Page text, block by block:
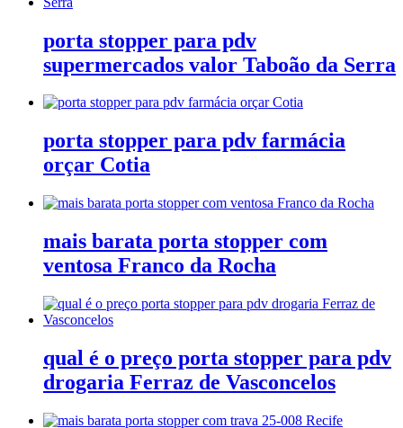
porta stopper para pdv
supermercados valor Taboão da Serra
porta stopper para pdv farmácia
orçar Cotia
mais barata porta stopper com
ventosa Franco da Rocha
qual é o preço porta stopper para pdv
drogaria Ferraz de Vasconcelos